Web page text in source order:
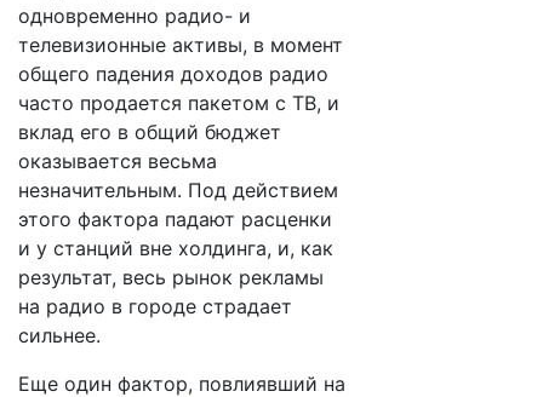
одновременно радио- и
телевизионные активы, в момент
общего падения доходов радио
часто продается пакетом с ТВ, и
вклад его в общий бюджет
оказывается весьма
незначительным. Под действием
этого фактора падают расценки
и у станций вне холдинга, и, как
результат, весь рынок рекламы
на радио в городе страдает
сильнее.
Еще один фактор, повлиявший на